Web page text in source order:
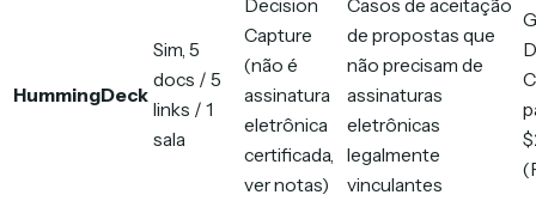
HummingDeck
Sim, 5
docs / 5
links / 1
sala
Decision
Capture
(não é
assinatura
eletrônica
certificada,
ver notas)
Casos de aceitação
de propostas que
não precisam de
assinaturas
eletrônicas
legalmente
vinculantes